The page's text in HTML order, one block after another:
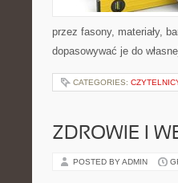
przez fasony, materiały,
dopasowywać je do
CATEGORIES:
ZDROWIE I
POSTED BY ADMIN